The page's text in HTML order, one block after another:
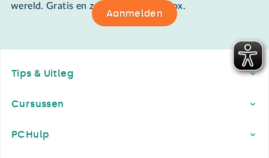
wereld. Gratis en zomaar in de mailbox.
Aanmelden
Tips & Uitleg
Cursussen
PCHulp